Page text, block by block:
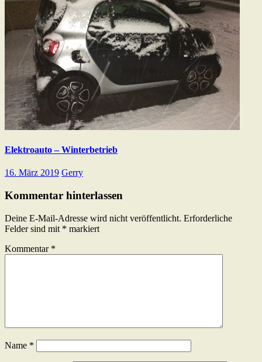
Elektroauto – Winterbetrieb
16. März 2019 Gerry
Kommentar hinterlassen
Deine E-Mail-Adresse wird nicht veröffentlicht. Erforderliche
Felder sind mit * markiert
Kommentar *
Name *